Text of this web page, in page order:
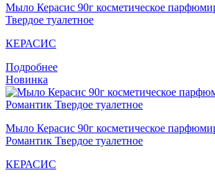
Мыло Кераcис 90г косметическое
Твердое туалетное
КЕРАСИС
Подробнее
Новинка
Мыло Кераcис 90г косметическое
Романтик Твердое туалетное
КЕРАСИС